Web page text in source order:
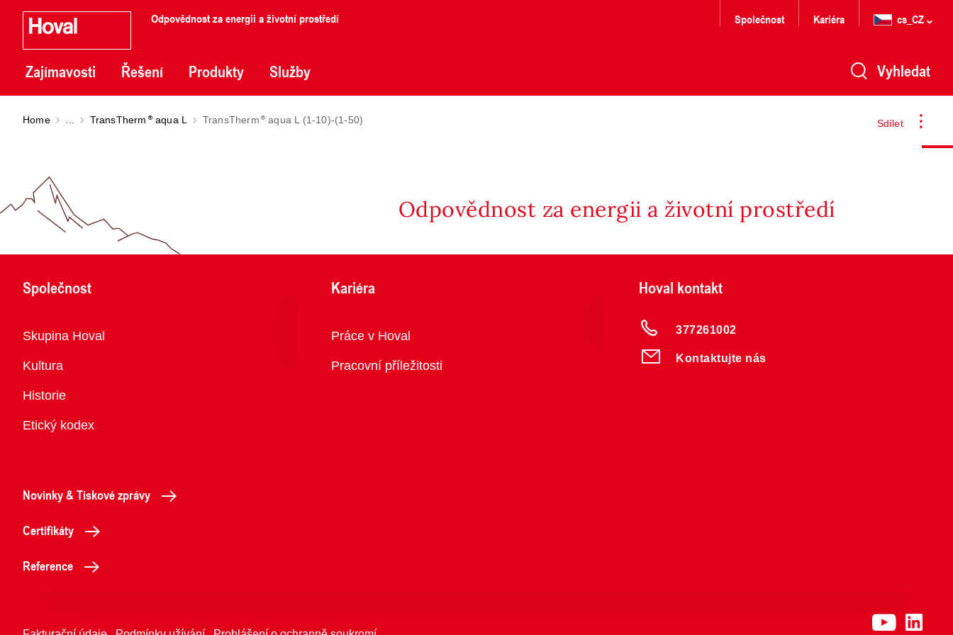
Odpovědnost za energii a životní prostředí
Zajímavosti Řešení Produkty Služby
Společnost Kariéra cs_CZ
Vyhledat
Sdílet
Home TransTherm aqua L TransTherm aqua L (1-10)-(1-50)
Odpovědnost za energii a životní prostředí
Společnost
Přehled
Skupina Hoval
Kultura
Historie
Etický kodex
Kariéra
Přehled
Práce v Hoval
Pracovní příležitosti
Hoval kontakt
377261002
Kontaktujte nás
Novinky & Tiskové zprávy
Certifikáty
Reference